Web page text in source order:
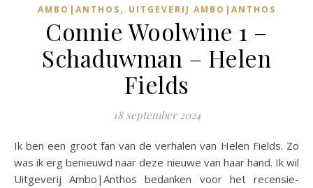
AMBO|ANTHOS, UITGEVERIJ AMBO|ANTHOS
Connie Woolwine 1 –
Schaduwman – Helen
Fields
18 september 2024
Ik ben een groot fan van de verhalen van Helen Fields. Zo
was ik erg benieuwd naar deze nieuwe van haar hand. Ik wil
Uitgeverij Ambo|Anthos bedanken voor het recensie-